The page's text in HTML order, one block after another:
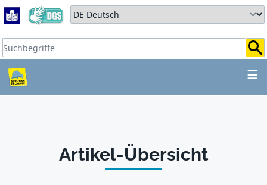
Zum Hauptbereich springen
Zum Hauptmenü springen
Sprache auswählen:
Suchbegriffe:
☰
ZUM HAUPTBEREICH
Artikel-Übersicht